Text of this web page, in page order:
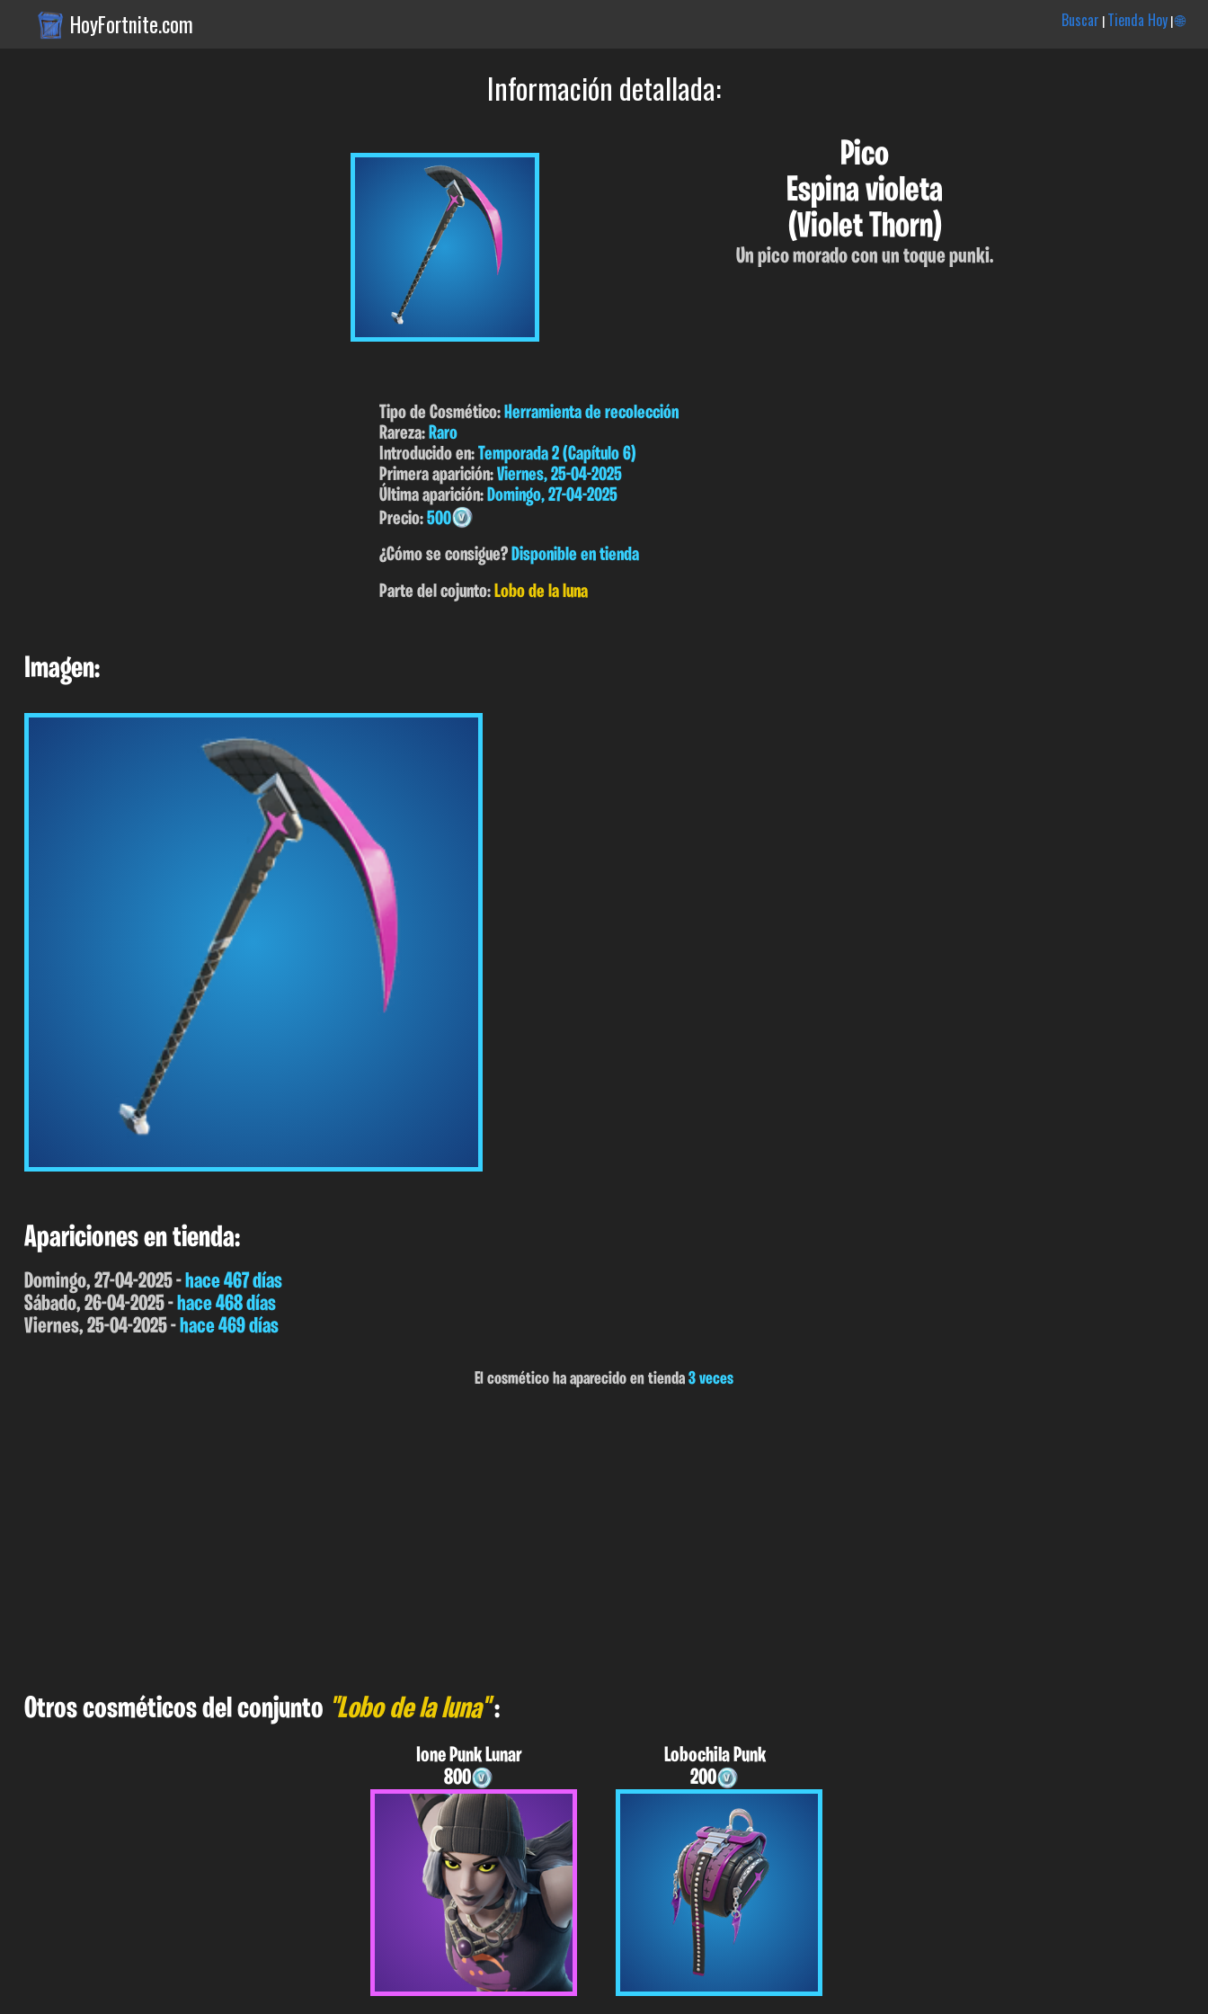
HoyFortnite.com Buscar |Tienda Hoy|🌐
Información detallada:
Pico
Espina violeta
(Violet Thorn)
Un pico morado con un toque punki.
Tipo de Cosmético:Herramienta de recolección
Rareza:Raro
Introducido en:Temporada 2 (Capítulo 6)
Primera aparición:Viernes, 25-04-2025
Última aparición: Domingo, 27-04-2025
Precio:500
¿Cómo se consigue?Disponible en tienda
Parte del cojunto:Lobo de la luna
Imagen:
Apariciones en tienda:
Domingo, 27-04-2025 -hace 467 días
Sábado, 26-04-2025 -hace 468 días
Viernes, 25-04-2025 -hace 469 días
El cosmético ha aparecido en tienda 3 veces
Otros cosméticos del conjunto "Lobo de la luna":
Ione Punk Lunar
800
Lobochila Punk
200